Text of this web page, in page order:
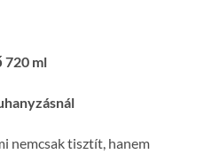
ml
nemcsak tisztít, hanem